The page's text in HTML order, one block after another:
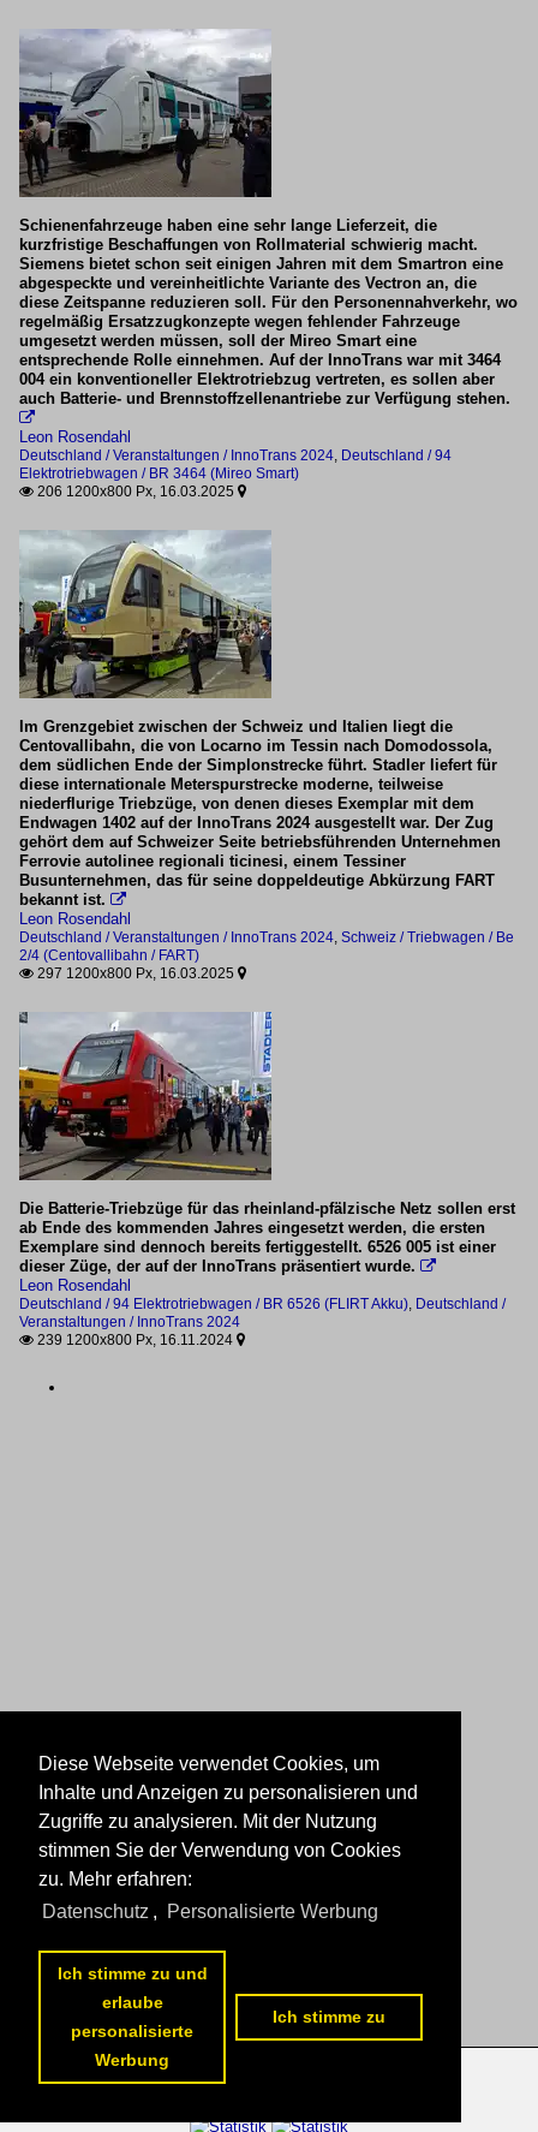
Schienenfahrzeuge haben eine sehr lange Lieferzeit, die
kurzfristige Beschaffungen von Rollmaterial schwierig macht.
Siemens bietet schon seit einigen Jahren mit dem Smartron eine
abgespeckte und vereinheitlichte Variante des Vectron an, die
diese Zeitspanne reduzieren soll. Für den Personennahverkehr, wo
regelmäßig Ersatzzugkonzepte wegen fehlender Fahrzeuge
umgesetzt werden müssen, soll der Mireo Smart eine
entsprechende Rolle einnehmen. Auf der InnoTrans war mit 3464
004 ein konventioneller Elektrotriebzug vertreten, es sollen aber
auch Batterie- und Brennstoffzellenantriebe zur Verfügung stehen.

Leon Rosendahl
Deutschland / Veranstaltungen / InnoTrans 2024, Deutschland / 94
Elektrotriebwagen / BR 3464 (Mireo Smart)
 206 1200x800 Px, 16.03.2025 
Im Grenzgebiet zwischen der Schweiz und Italien liegt die
Centovallibahn, die von Locarno im Tessin nach Domodossola,
dem südlichen Ende der Simplonstrecke führt. Stadler liefert für
diese internationale Meterspurstrecke moderne, teilweise
niederflurige Triebzüge, von denen dieses Exemplar mit dem
Endwagen 1402 auf der InnoTrans 2024 ausgestellt war. Der Zug
gehört dem auf Schweizer Seite betriebsführenden Unternehmen
Ferrovie autolinee regionali ticinesi, einem Tessiner
Busunternehmen, das für seine doppeldeutige Abkürzung FART
bekannt ist. 
Leon Rosendahl
Deutschland / Veranstaltungen / InnoTrans 2024, Schweiz / Triebwagen / Be
2/4 (Centovallibahn / FART)
 297 1200x800 Px, 16.03.2025 
Die Batterie-Triebzüge für das rheinland-pfälzische Netz sollen erst
ab Ende des kommenden Jahres eingesetzt werden, die ersten
Exemplare sind dennoch bereits fertiggestellt. 6526 005 ist einer
dieser Züge, der auf der InnoTrans präsentiert wurde. 
Leon Rosendahl
Deutschland / 94 Elektrotriebwagen / BR 6526 (FLIRT Akku), Deutschland /
Veranstaltungen / InnoTrans 2024
 239 1200x800 Px, 16.11.2024 
2 nächste Seite
Diese Webseite verwendet Cookies, um
Inhalte und Anzeigen zu personalisieren und
Zugriffe zu analysieren. Mit der Nutzung
stimmen Sie der Verwendung von Cookies
zu. Mehr erfahren:
Datenschutz , Personalisierte Werbung
Ich stimme zu und
erlaube
personalisierte
Werbung
Ich stimme zu